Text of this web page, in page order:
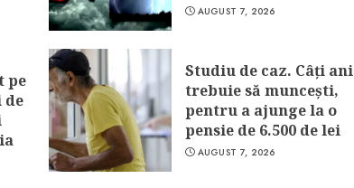
AUGUST 7, 2026
pe
de
Studiu de caz. Câți ani
trebuie să muncești,
pentru a ajunge la o
pensie de 6.500 de lei
AUGUST 7, 2026